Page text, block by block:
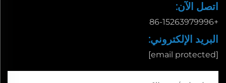
اتصل الآن:
+86-15263979996
البريد الإلكتروني:
[email protected]